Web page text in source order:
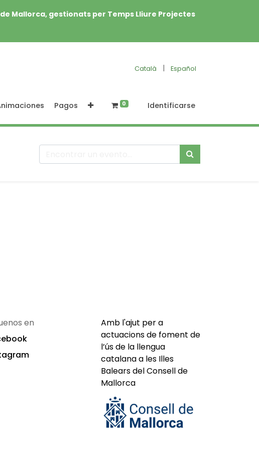
Mallorca, gestionats per Temps Lliure Projectes
Català | Español
Pagos 0 Identificarse
en
Amb l'ajut per a
actuacions de foment de
l’ús de la llengua
catalana a les Illes
Balears del Consell de
Mallorca